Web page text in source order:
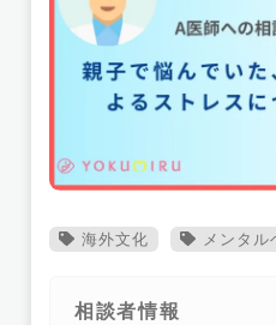
海外文化 メンタル
相談者情報